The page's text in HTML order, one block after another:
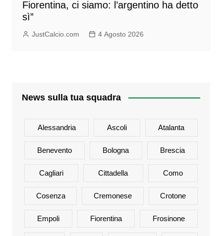
Fiorentina, ci siamo: l’argentino ha detto
sì”
JustCalcio.com 4 Agosto 2026
News sulla tua squadra
Alessandria Ascoli Atalanta
Benevento Bologna Brescia
Cagliari Cittadella Como
Cosenza Cremonese Crotone
Empoli Fiorentina Frosinone